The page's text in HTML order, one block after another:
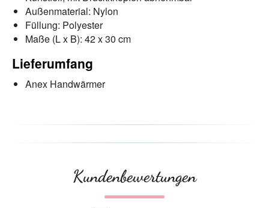
Außenmaterial: Nylon
Füllung: Polyester
Maße (L x B): 42 x 30 cm
Lieferumfang
Anex Handwärmer
Kundenbewertungen